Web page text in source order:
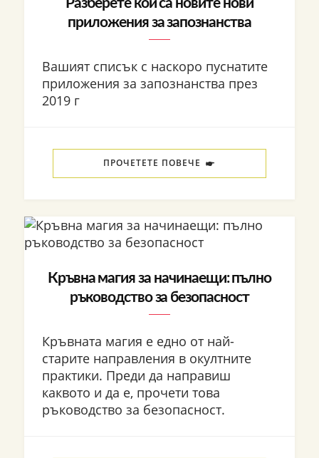
Разберете кои са новите нови
приложения за запознанства
Вашият списък с наскоро пуснатите
приложения за запознанства през
2019 г
ПРОЧЕТЕТЕ ПОВЕЧЕ
Кръвна магия за начинаещи: пълно
ръководство за безопасност
Кръвната магия е едно от най-
старите направления в окултните
практики. Преди да направиш
каквото и да е, прочети това
ръководство за безопасност.